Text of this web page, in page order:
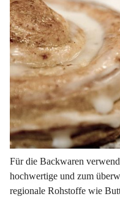
Für die Backwaren
hochwertige und zum
regionale Rohstoffe wie